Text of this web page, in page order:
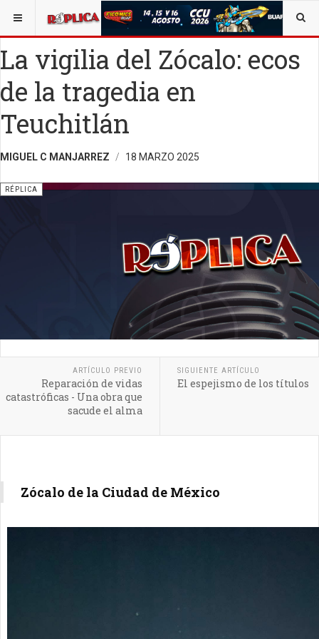
ESTÁ AQUÍ: ALEJANDRO C. MANJARREZ OPINIÓN RÉPLICA
La vigilia del Zócalo: ecos
de la tragedia en
Teuchitlán
MIGUEL C MANJARREZ 18 MARZO 2025
RÉPLICA
ARTÍCULO PREVIO
Reparación de vidas
catastróficas - Una obra que
sacude el alma
SIGUIENTE ARTÍCULO
El espejismo de los títulos
Zócalo de la Ciudad de México